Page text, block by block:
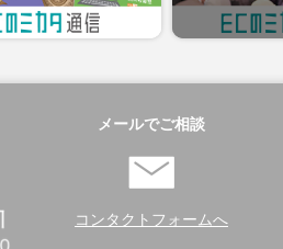
メールでご相談
コンタクトフォームへ